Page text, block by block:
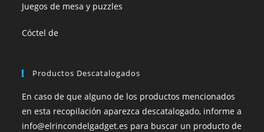
Juegos de mesa y puzzles
Cóctel de
Productos Descatalogados
En caso de que alguno de los productos mencionados
en esta recopilación aparezca descatalogado, informe a
info@elrincondelgadget.es para buscar un producto de